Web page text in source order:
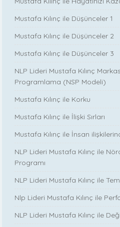
Mustafa Kılınç ile Düşünceler 1
Mustafa Kılınç ile Düşünceler 2
Mustafa Kılınç ile Düşünceler 3
NLP Lideri Mustafa Kılınç
Programlama (NSP Modeli)
Mustafa Kılınç ile Korku
Mustafa Kılınç ile İlişki Sırları
Mustafa Kılınç ile İnsan
NLP Lideri Mustafa Kılınç ile
Programı
NLP Lideri Mustafa Kılınç ile
Nlp Lideri Mustafa Kılınç ile
NLP Lideri Mustafa Kılınç ile